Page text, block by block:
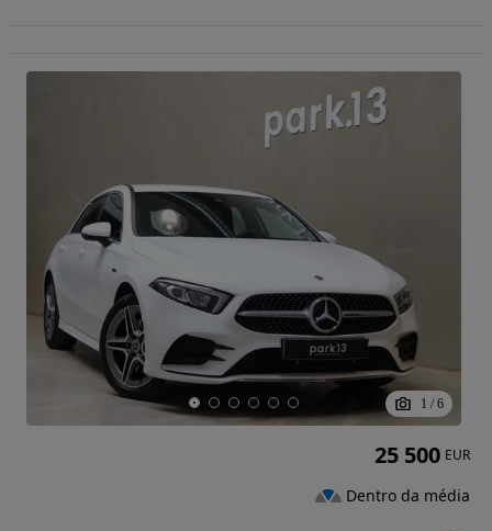
1 / 6
25 500 EUR
Dentro da média